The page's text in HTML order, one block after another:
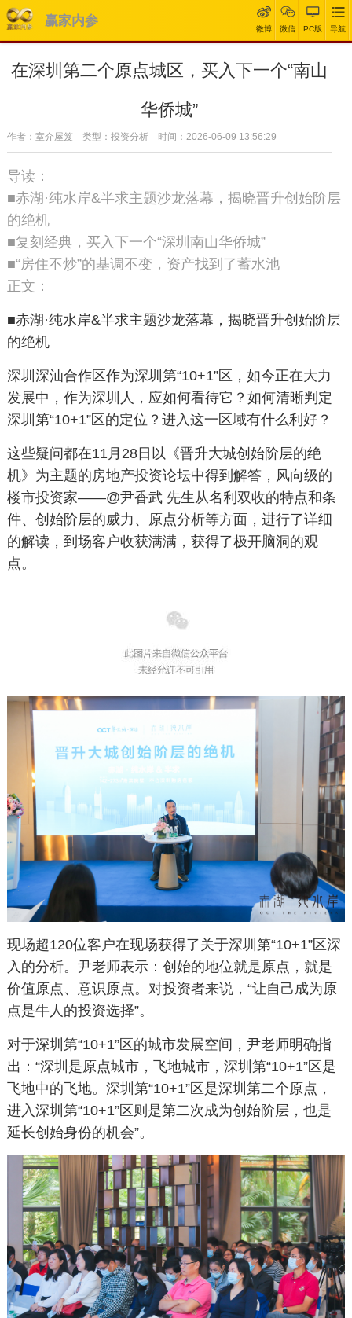
赢家内参
微博 微信 PC版 导航
在深圳第二个原点城区，买入下一个“南山
华侨城”
作者：室介屋笈 类型：投资分析 时间：2026-06-09 13:56:29
导读：
■赤湖·纯水岸&半求主题沙龙落幕，揭晓晋升创始阶层
的绝机
■复刻经典，买入下一个“深圳南山华侨城”
■“房住不炒”的基调不变，资产找到了蓄水池
正文：
■赤湖·纯水岸&半求主题沙龙落幕，揭晓晋升创始阶层
的绝机
深圳深汕合作区作为深圳第“10+1”区，如今正在大力
发展中，作为深圳人，应如何看待它？如何清晰判定
深圳第“10+1”区的定位？进入这一区域有什么利好？
这些疑问都在11月28日以《晋升大城创始阶层的绝
机》为主题的房地产投资论坛中得到解答，风向级的
楼市投资家——@尹香武 先生从名利双收的特点和条
件、创始阶层的威力、原点分析等方面，进行了详细
的解读，到场客户收获满满，获得了极开脑洞的观
点。
现场超120位客户在现场获得了关于深圳第“10+1”区深
入的分析。尹老师表示：创始的地位就是原点，就是
价值原点、意识原点。对投资者来说，“让自己成为原
点是牛人的投资选择”。
对于深圳第“10+1”区的城市发展空间，尹老师明确指
出：“深圳是原点城市，飞地城市，深圳第“10+1”区是
飞地中的飞地。深圳第“10+1”区是深圳第二个原点，
进入深圳第“10+1”区则是第二次成为创始阶层，也是
延长创始身份的机会”。